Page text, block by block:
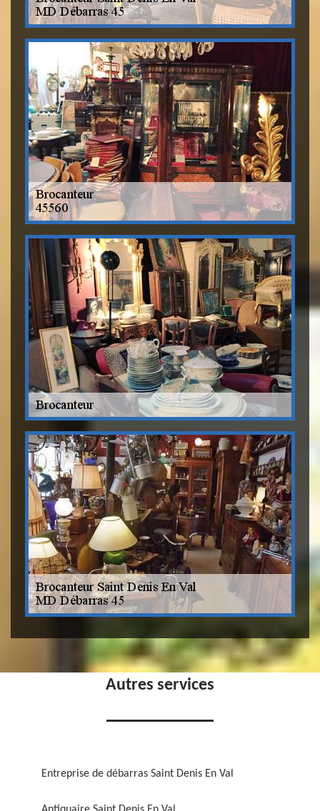
Autres services
Entreprise de débarras Saint Denis En Val